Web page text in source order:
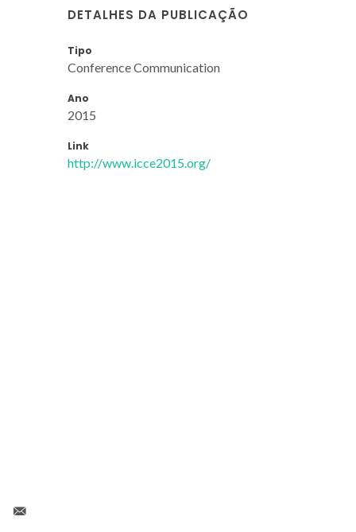
DETALHES DA PUBLICAÇÃO
Tipo
Conference Communication
Ano
2015
Link
http://www.icce2015.org/